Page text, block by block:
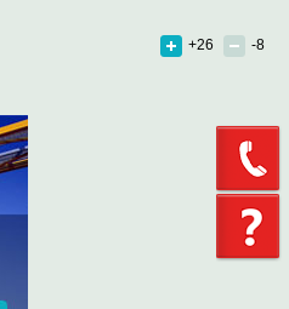
+26
-8